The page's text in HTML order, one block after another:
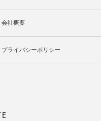
会社概要
プライバシーポリシー